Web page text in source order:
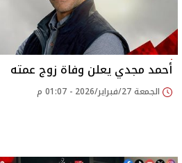
أحمد مجدي يعلن وفاة زوج عمته
الجمعة 27/فبراير/2026 - 01:07 م